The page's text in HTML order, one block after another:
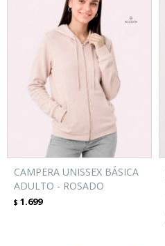
CAMPERA UNISSEX BÁSICA
ADULTO - ROSADO
$ 1.699